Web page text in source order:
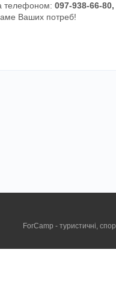
телефоном: 097-938-66-80,
Ваших потреб!